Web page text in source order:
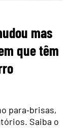
mas
que têm
para‑brisas,
Saiba o